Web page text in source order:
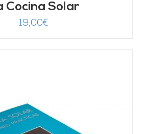
Cocina Solar
19,00€